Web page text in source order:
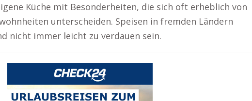
Küche mit Besonderheiten, die sich oft erheblich von
unterscheiden. Speisen in fremden Ländern
nicht immer leicht zu verdauen sein.